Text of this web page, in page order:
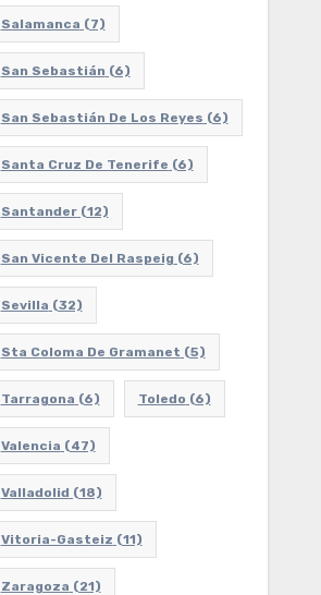
Salamanca (7)
San Sebastián (6)
San Sebastián De Los Reyes (6)
Santa Cruz De Tenerife (6)
Santander(12)
San Vicente Del Raspeig (6)
Sevilla (32)
Sta Coloma De Gramanet (5)
Tarragona (6) Toledo (6)
Valencia (47)
Valladolid (18)
Vitoria-Gasteiz (11)
Zaragoza (21)